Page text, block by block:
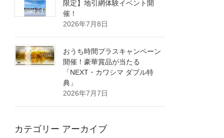
限定】地引網体験イベント開
催！
2026年7月8日
おうち時間プラスキャンペーン
開催！豪華賞品が当たる
「NEXT・カワシマ ダブル特
典」
2026年7月7日
カテゴリー アーカイブ